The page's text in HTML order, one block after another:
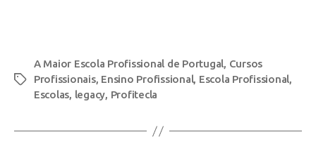
A Maior Escola Profissional de Portugal, Cursos
Profissionais, Ensino Profissional, Escola Profissional,
Escolas, legacy, Profitecla